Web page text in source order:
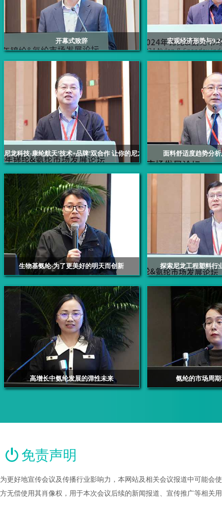
开幕式致辞
浙江华瑞信息资讯股份有限公司 总经理 赖天明
宏观经济形势与
浙江大学金融研究
尼龙科技-康纶航天’技术+品牌’双合作 让你的尼龙厂货变成品牌
上海康纶航天新材料科技股份有限公司董事长兼总
经理赵丹青
面料舒适度趋势分
纺织服饰舒适
生物基氨纶-为了更美好的明天而创新
晓星国际贸易（嘉兴）有限公司市场部部长杜以军
探索尼龙工程塑料行
恩骅力工程材料亚太区执
监 张
高增长中氨纶发展的弹性未来
华瑞信息高级分析师 李艳君
氨纶的市场周
华瑞信息信息副
免责声明
为更好地宣传会议及传播行业影响力，本网站及相关会议报道中可能会
方无偿使用其肖像权，用于本次会议后续的新闻报道、宣传推广等相关